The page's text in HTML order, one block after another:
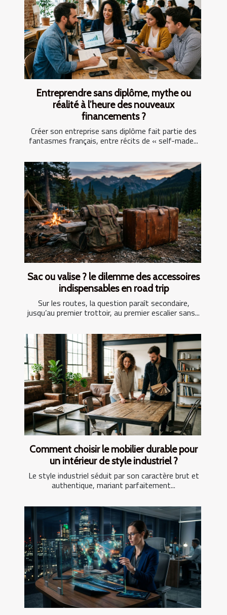
Entreprendre sans diplôme, mythe ou
réalité à l’heure des nouveaux
financements ?
Créer son entreprise sans diplôme fait partie des
fantasmes français, entre récits de « self-made...
Sac ou valise ? le dilemme des accessoires
indispensables en road trip
Sur les routes, la question paraît secondaire,
jusqu’au premier trottoir, au premier escalier sans...
Comment choisir le mobilier durable pour
un intérieur de style industriel ?
Le style industriel séduit par son caractère brut et
authentique, mariant parfaitement...